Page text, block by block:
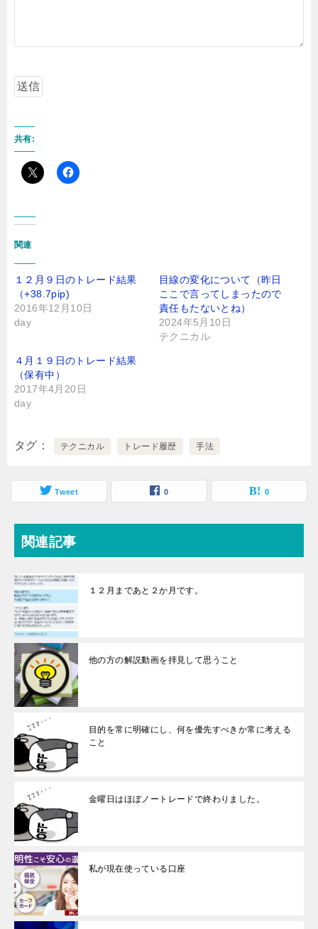
共有:
関連
１２月９日のトレード結果
（+38.7pip)
2016年12月10日
day
目線の変化について（昨日
ここで言ってしまったので
責任もたないとね）
2024年5月10日
テクニカル
４月１９日のトレード結果
（保有中）
2017年4月20日
day
タグ テクニカル トレード履歴 手法
Tweet 0 0
関連記事
１２月まであと２か月です。
他の方の解説動画を拝見して思うこと
目的を常に明確にし、何を優先すべきか常に考える
こと
金曜日はほぼノートレードで終わりました。
私が現在使っている口座